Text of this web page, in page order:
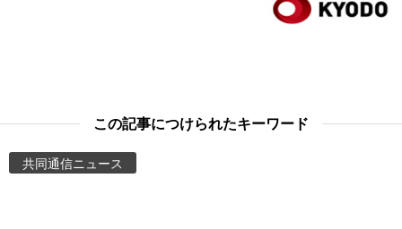
この記事につけられたキーワード
共同通信ニュース